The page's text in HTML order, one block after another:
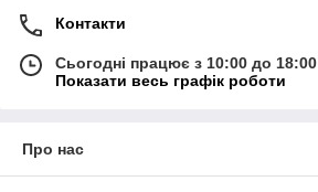
Контакти
Сьогодні працює з 10:00 до 18:00
Показати весь графік роботи
Про нас